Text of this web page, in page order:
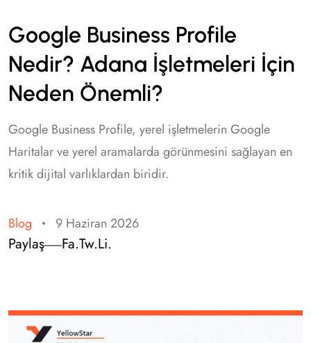
Google Business Profile
Nedir? Adana İşletmeleri İçin
Neden Önemli?
Google Business Profile, yerel işletmelerin Google
Haritalar ve yerel aramalarda görünmesini sağlayan en
kritik dijital varlıklardan biridir.
Blog 9 Haziran 2026
Paylaş Fa.Tw.Li.